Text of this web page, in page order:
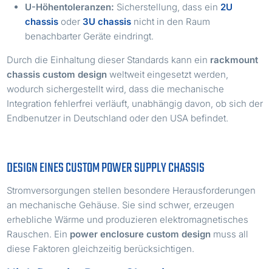
U-Höhentoleranzen: Sicherstellung, dass ein 2U
chassis oder3U chassis nicht in den Raum
benachbarter Geräte eindringt.
Durch die Einhaltung dieser Standards kann ein rackmount
chassis custom design weltweit eingesetzt werden,
wodurch sichergestellt wird, dass die mechanische
Integration fehlerfrei verläuft, unabhängig davon, ob sich der
Endbenutzer in Deutschland oder den USA befindet.
DESIGN EINES CUSTOM POWER SUPPLY CHASSIS
Stromversorgungen stellen besondere Herausforderungen
an mechanische Gehäuse. Sie sind schwer, erzeugen
erhebliche Wärme und produzieren elektromagnetisches
Rauschen. Ein power enclosure custom design muss all
diese Faktoren gleichzeitig berücksichtigen.